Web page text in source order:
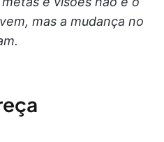
mas a mudança no